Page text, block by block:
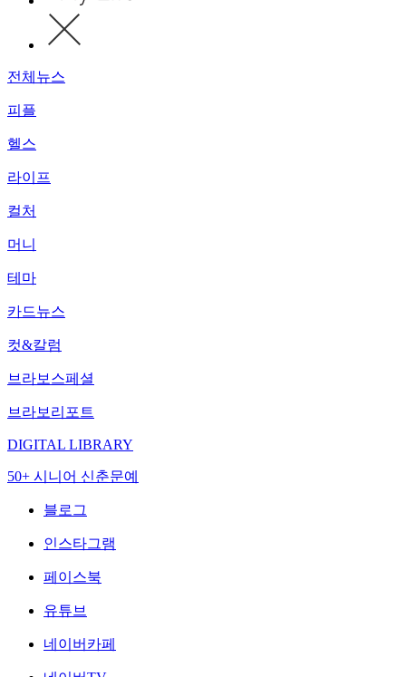
전체뉴스
피플
헬스
라이프
컬처
머니
테마
카드뉴스
컷&칼럼
브라보스페셜
브라보리포트
DIGITAL LIBRARY
50+ 시니어 신춘문예
블로그
인스타그램
페이스북
유튜브
네이버카페